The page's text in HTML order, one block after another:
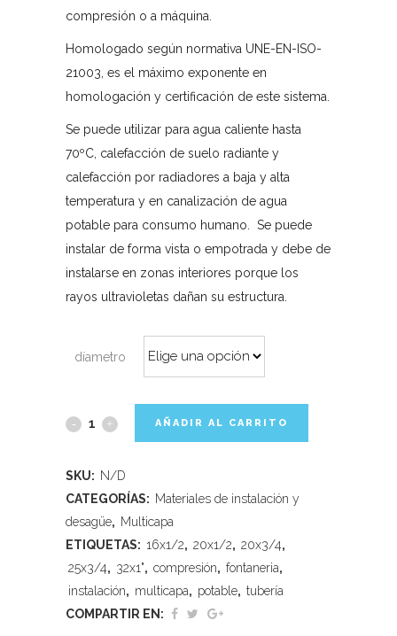
compresión o a máquina.
Homologado según normativa UNE-EN-ISO-
21003, es el máximo exponente en
homologación y certificación de este sistema.
Se puede utilizar para agua caliente hasta
70ºC, calefacción de suelo radiante y
calefacción por radiadores a baja y alta
temperatura y en canalización de agua
potable para consumo humano. Se puede
instalar de forma vista o empotrada y debe de
instalarse en zonas interiores porque los
rayos ultravioletas dañan su estructura.
díametro
AÑADIR AL CARRITO
SKU: N/D
CATEGORÍAS: Materiales de instalación y
desagüe, Multicapa
ETIQUETAS: 16x1/2, 20x1/2, 20x3/4,
25x3/4, 32x1", compresión, fontaneria,
instalación, multicapa, potable, tubería
COMPARTIR EN: